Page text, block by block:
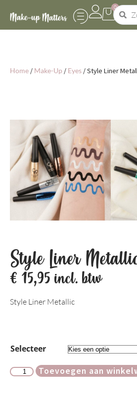
0
Home / Make-Up / Eyes / Style Liner
Style Liner
€15,95incl. btw
Style Liner Metallic
Selecteer
Toevoegen aan